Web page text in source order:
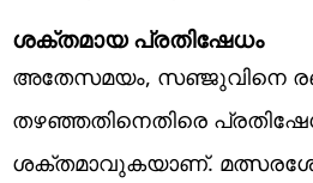
ശക്തമായ പ്രതിഷേധം
അതേസമയം, സഞ്ജുവിനെ
തഴഞ്ഞതിനെതിരെ
ശക്തമാവുകയാണ്.